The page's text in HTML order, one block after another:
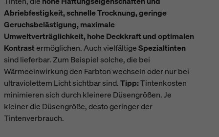
Abriebfestigkeit, schnelle Trocknung, geringe
Geruchsbelästigung, maximale
Umweltverträglichkeit, hohe Deckkraft und optimalen
Kontrastermöglichen. Auch vielfältigeSpezialtinten
sind lieferbar. Zum Beispiel solche, die bei
Wärmeeinwirkung den Farbton wechseln oder nur bei
ultraviolettem Licht sichtbar sind.Tipp:Tintenkosten
minimieren sich durch kleinere Düsengrößen. Je
kleiner die Düsengröße, desto geringer der
Tintenverbrauch.